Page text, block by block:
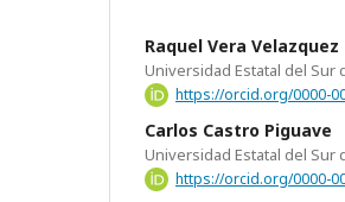
Raquel Vera Velazquez
Universidad Estatal del Sur
https://orcid.org/0000-
Carlos Castro Piguave
Universidad Estatal del Sur
https://orcid.org/0000-